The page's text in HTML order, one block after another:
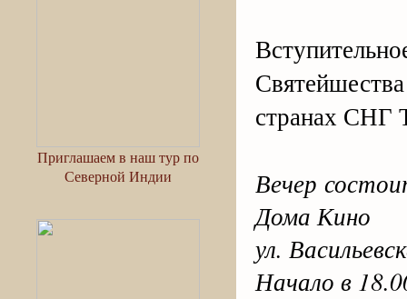
Приглашаем в наш тур по
Северной Индии
странах СНГ
Вечер
Дома Кино
ул.
Начало в